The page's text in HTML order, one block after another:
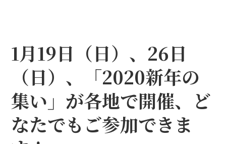
1月19日（日）、26日
（日）、「2020新年の
集い」が各地で開催、ど
なたでもご参加できま